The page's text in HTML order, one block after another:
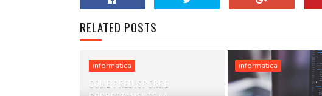
RELATED POSTS
informatica
COME PREDISPORRE
informatica